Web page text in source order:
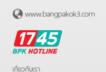
www.bangpakok3.com
BPK
Hotline
เกี่ยวกับเรา